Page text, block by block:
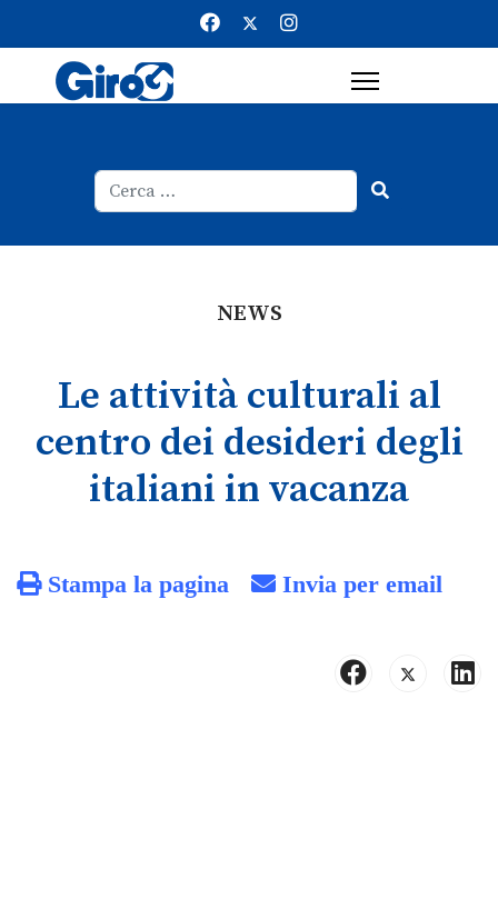
NEWS
Le attività culturali al
centro dei desideri degli
italiani in vacanza
Stampa la pagina Invia per email